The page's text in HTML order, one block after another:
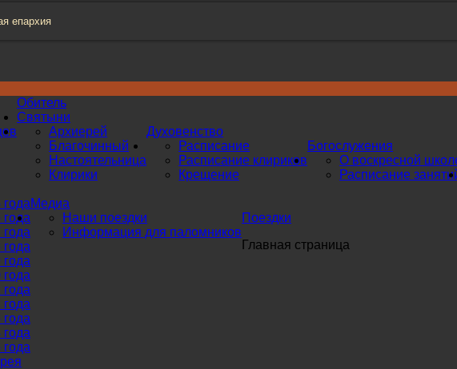
епархия
Обитель
Святыни
Духовенство
Архиерей
Благочинный
Настоятельница
Клирики
Богослужения
Расписание
Расписание клириков
Крещение
О воскресной
Расписание
Медиа
Поездки
Наши поездки
Информация для паломников
Главная страница